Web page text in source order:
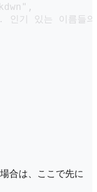
기 있는 이름들의
合は、ここで先に